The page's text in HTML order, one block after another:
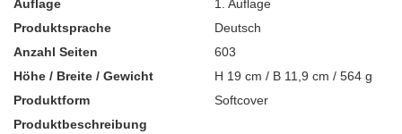
Auflage
1. Auflage
Produktsprache
Deutsch
Anzahl Seiten
603
Höhe / Breite / Gewicht
H 19 cm / B 11,9 cm / 564 g
Produktform
Softcover
Produktbeschreibung